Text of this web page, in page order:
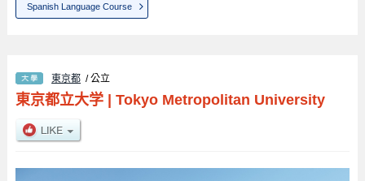
Spanish Language Course
東京都 / 公立
東京都立大学| Tokyo Metropolitan University